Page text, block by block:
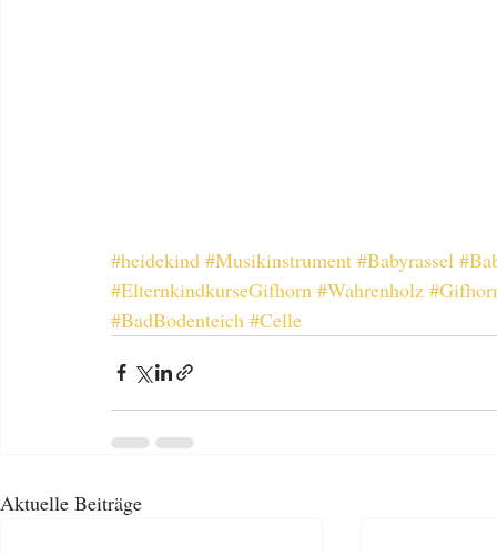
#heidekind #Musikinstrument #Babyrassel
#ElternkindkurseGifhorn #Wahrenholz
#BadBodenteich #Celle
Aktuelle Beiträge